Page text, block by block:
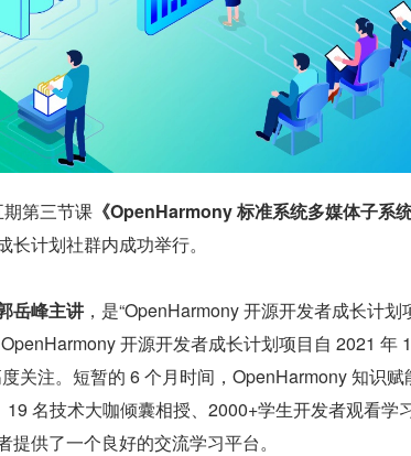
第三节课 《OpenHarmony 标准系统多媒体子系
长计划社群内成功举行。
岳峰主讲 ，是“OpenHarmony 开源开发者成长计划
开源开发者成长计划项目自 2021 年
关注。短暂的 6 个月时间，OpenHarmony 知识赋
名技术大咖倾囊相授、2000+学生开发者观看学
供了一个良好的交流学习平台。